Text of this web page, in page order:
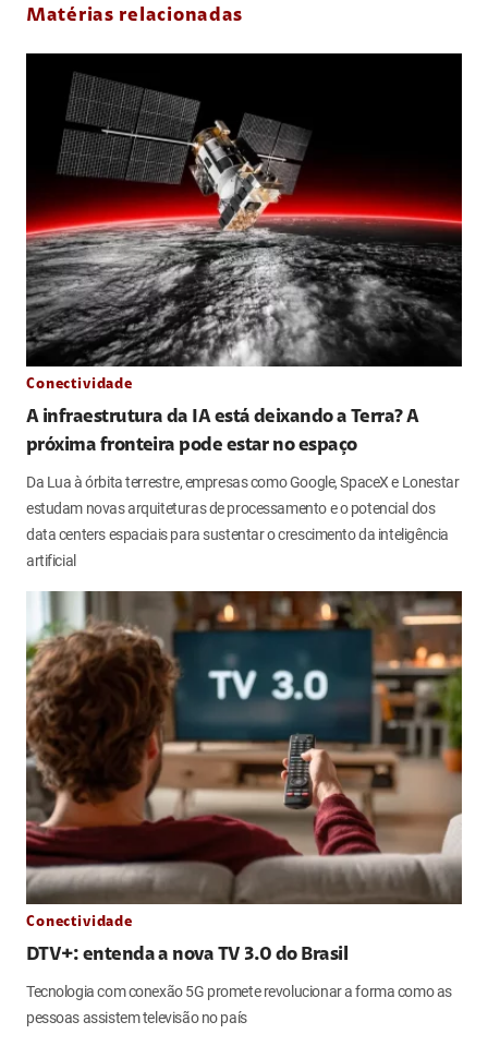
Matérias relacionadas
Conectividade
A infraestrutura da IA está deixando a Terra? A
próxima fronteira pode estar no espaço
Da Lua à órbita terrestre, empresas como Google, SpaceX e Lonestar
estudam novas arquiteturas de processamento e o potencial dos
data centers espaciais para sustentar o crescimento da inteligência
artificial
Conectividade
DTV+: entenda a nova TV 3.0 do Brasil
Tecnologia com conexão 5G promete revolucionar a forma como as
pessoas assistem televisão no país